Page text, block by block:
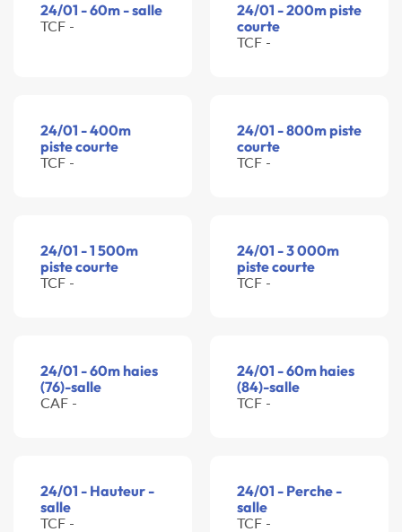
24/01 - 60m - salle
TCF -
24/01 - 200m piste
courte
TCF -
24/01 - 400m
piste courte
TCF -
24/01 - 800m piste
courte
TCF -
24/01 - 1 500m
piste courte
TCF -
24/01 - 3 000m
piste courte
TCF -
24/01 - 60m haies
(76)-salle
CAF -
24/01 - 60m haies
(84)-salle
TCF -
24/01 - Hauteur -
salle
TCF -
24/01 - Perche -
salle
TCF -